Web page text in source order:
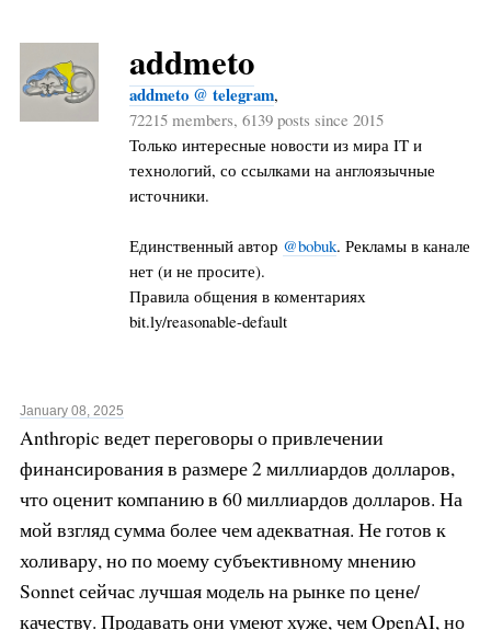
addmeto
addmeto @ telegram,
72215 members, 6139 posts since 2015
Только интересные новости из мира IT и
технологий, со ссылками на англоязычные
источники.
Единственный автор @bobuk. Рекламы в канале
нет (и не просите).
Правила общения в коментариях
bit.ly/reasonable-default
January 08, 2025
Anthropic ведет переговоры о привлечении
финансирования в размере 2 миллиардов долларов,
что оценит компанию в 60 миллиардов долларов. На
мой взгляд сумма более чем адекватная. Не готов к
холивару, но по моему субъективному мнению
Sonnet сейчас лучшая модель на рынке по цене/
качеству. Продавать они умеют хуже, чем OpenAI, но